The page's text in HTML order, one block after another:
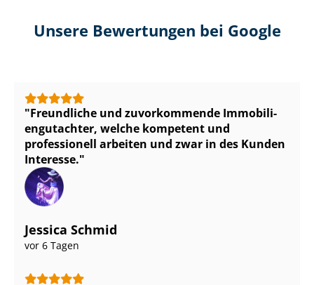
Unsere Bewertungen bei Google
Freundliche und zuvorkommende Im­mo­bi­li­
en­gut­ach­ter, welche kompetent und
professionell arbeiten und zwar in des Kunden
Interesse.
Jessica Schmid
vor 6 Tagen